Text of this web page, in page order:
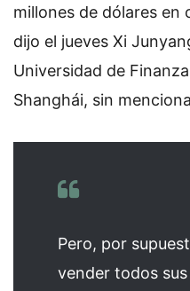
millones de dólares en
dijo el jueves Xi
Universidad de
Shanghái, sin
Pero, por
vender todos